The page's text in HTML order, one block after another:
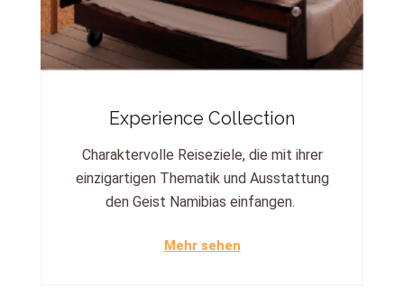
Experience Collection
Charaktervolle Reiseziele, die mit ihrer
einzigartigen Thematik und Ausstattung
den Geist Namibias einfangen.
Mehr sehen